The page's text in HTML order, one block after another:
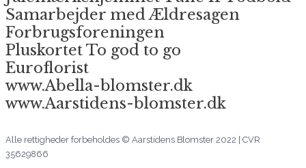
Samarbejder med Ældresagen
Forbrugsforeningen
Pluskortet To god to go
Euroflorist
www.Abella-blomster.dk
www.Aarstidens-blomster.dk
Alle rettigheder forbeholdes © Aarstidens Blomster 2022 | CVR
35629866